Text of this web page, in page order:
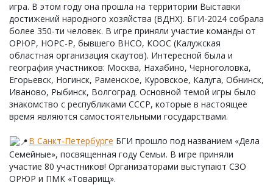
игра. В этом году она прошла на территории Выставки
достижений народного хозяйства (ВДНХ). БГИ-2024 собрала
более 350-ти человек. В игре приняли участие команды от
ОРЮР, НОРС-Р, бывшего ВНСО, КООС (Калужская
областная организация скаутов). Интересной была и
география участников: Москва, Нахабино, Черноголовка,
Егорьевск, Ногинск, Раменское, Куровское, Калуга, Обнинск,
Иваново, Рыбинск, Волгоград. Основной темой игры было
знакомство с республиками СССР, которые в настоящее
время являются самостоятельными государствами.
В Санкт-Петербурге БГИ прошло под названием «Дела
Семейные», посвященная году Семьи. В игре приняли
участие 80 участников! Организаторами выступают СЗО
ОРЮР и ПМК «Товарищ».